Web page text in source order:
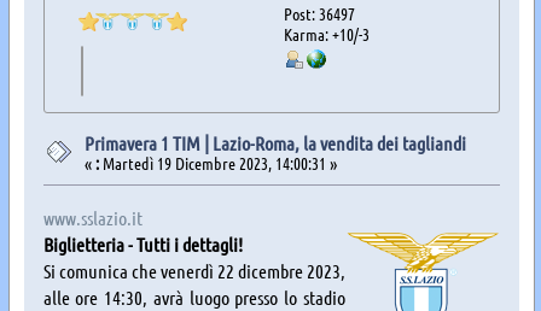
Post: 36497
Karma: +10/-3
Primavera 1 TIM | Lazio-Roma, la vendita dei tagliandi
«:Martedì 19 Dicembre 2023, 14:00:31 »
www.sslazio.it
Biglietteria - Tutti i dettagli!
Si comunica che venerdì 22 dicembre 2023,
alle ore 14:30, avrà luogo presso lo stadio